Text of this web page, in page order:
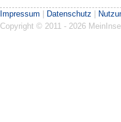
Impressum | Datenschutz |
Copyright © 2011 - 2026